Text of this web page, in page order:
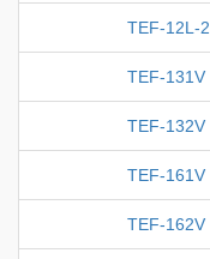
TEF-12L-2
TEF-131V
TEF-132V
TEF-161V
TEF-162V